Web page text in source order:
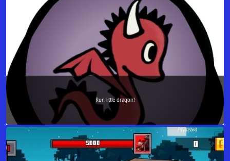
Run little dragon!